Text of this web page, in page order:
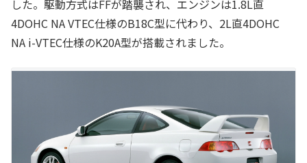
した。駆動方式はFFが踏襲され、エンジンは1.8L直
4DOHC NA VTEC仕様のB18C型に代わり、2L直4DOHC
NA i-VTEC仕様のK20A型が搭載されました。